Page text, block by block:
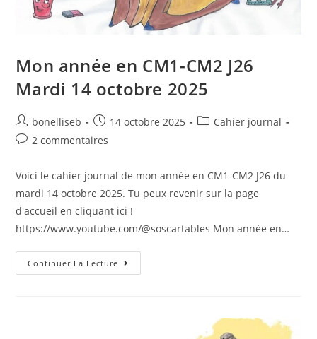
Mon année en CM1-CM2 J26
Mardi 14 octobre 2025
bonelliseb 14 octobre 2025
Cahier journal
2 commentaires
Voici le cahier journal de mon année en CM1-CM2 J26 du
mardi 14 octobre 2025. Tu peux revenir sur la page
d'accueil en cliquant ici !
https://www.youtube.com/@soscartables Mon année en…
Continuer La Lecture